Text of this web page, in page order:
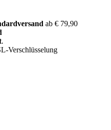
ab € 79,90
.
Verschlüsselung